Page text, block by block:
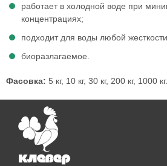
работает в холодной воде при
концентрациях;
подходит для воды любой
биоразлагаемое.
Фасовка: 5 кг, 10 кг, 30 кг, 200 кг, 1000 кг.